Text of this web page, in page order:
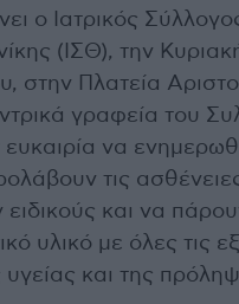
ο Ιατρικός
(ΙΣΘ), την
στην Πλατεία
γραφεία του
ευκαιρία να
τις
και να
υλικό με όλες τις
υγείας και της